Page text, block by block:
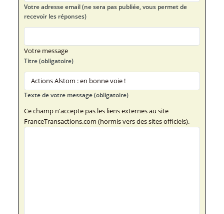
Votre adresse email (ne sera pas publiée, vous permet de
recevoir les réponses)
Votre message
Titre (obligatoire)
Texte de votre message (obligatoire)
Ce champ n'accepte pas les liens externes au site
FranceTransactions.com (hormis vers des sites officiels).